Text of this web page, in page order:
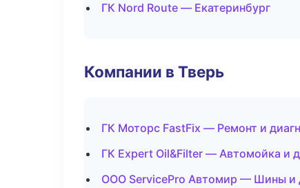
ГК Nord Route — Екатеринбург
Компании в Тверь
ГК Моторс FastFix — Ремонт и
ГК Expert Oil&Filter — Автомойка и
ООО ServicePro Автомир — Шины и